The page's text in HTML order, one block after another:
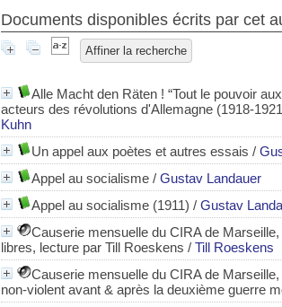
Documents disponibles écrits par cet
Affiner la recherche
Alle Macht den Räten ! “Tout le pouvoir
acteurs des révolutions d'Allemagne (1918-
Kuhn
Un appel aux poètes et autres essais /
Appel au socialisme / Gustav Landauer
Appel au socialisme (1911) / Gustav
Causerie mensuelle du CIRA de
libres, lecture par Till Roeskens / Till Roeskens
Causerie mensuelle du CIRA de
non-violent avant & après la deuxième guerre